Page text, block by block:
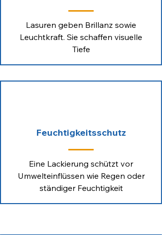
Lasuren geben Brillanz sowie
Leuchtkraft. Sie schaffen visuelle
Tiefe
Feuchtigkeitsschutz
Eine Lackierung schützt vor
Umwelteinflüssen wie Regen oder
ständiger Feuchtigkeit